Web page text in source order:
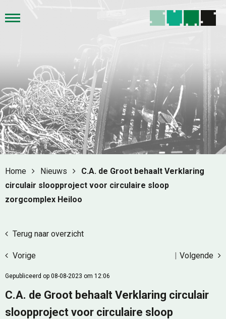
Home Nieuws
C.A. de Groot behaalt Verklaring
circulair sloopproject voor circulaire sloop
zorgcomplex Heiloo
Terug naar overzicht
Volgende
|
Vorige
Gepubliceerd op 08-08-2023 om 12:06
C.A. de Groot behaalt Verklaring circulair
sloopproject voor circulaire sloop